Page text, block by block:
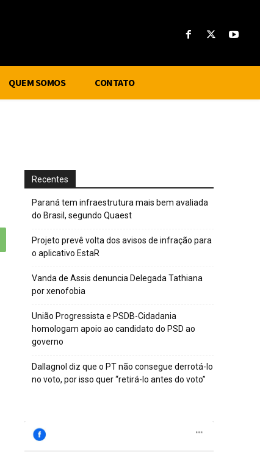
QUEM SOMOS CONTATO
Recentes
Paraná tem infraestrutura mais bem avaliada
do Brasil, segundo Quaest
Projeto prevê volta dos avisos de infração para
o aplicativo EstaR
Vanda de Assis denuncia Delegada Tathiana
por xenofobia
União Progressista e PSDB-Cidadania
homologam apoio ao candidato do PSD ao
governo
Dallagnol diz que o PT não consegue derrotá-lo
no voto, por isso quer “retirá-lo antes do voto”